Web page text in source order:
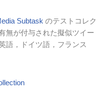
Subtask のテストコレク
無が付与された擬似ツイー
語，ドイツ語，フランス